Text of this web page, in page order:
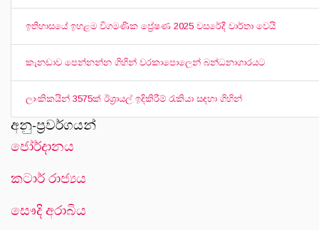
ඉතිහාසයේ ඉහළම විගමණික ප්‍රේෂණ 2025 වසරේදී වාර්තා වෙයි
කැනඩාව පෙන්නන්න ගිහින් වරකාපොලෙන් බන්ධනාගාරයට
ලාංකිකයින් 3575ක් ඊශ්‍රායල් ඉදිකිරීම් රැකියා සඳහා ගිහින්
අනු-ප්‍රවර්ගයන්
ජෝර්දානය
කටාර් රාජ්‍යය
සෞදි අරාබිය